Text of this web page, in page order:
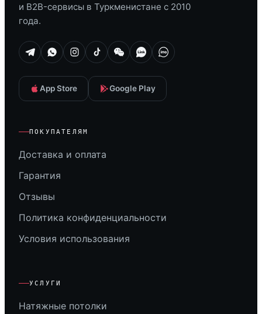
и B2B-сервисы в Туркменистане с 2010
года.
App Store Google Play
ПОКУПАТЕЛЯМ
Доставка и оплата
Гарантия
Отзывы
Политика конфиденциальности
Условия использования
УСЛУГИ
Натяжные потолки